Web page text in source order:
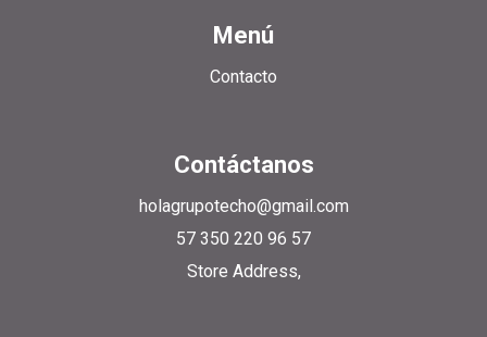
Menú
Contacto
Contáctanos
holagrupotecho@gmail.com
57 350 220 96 57
Store Address,